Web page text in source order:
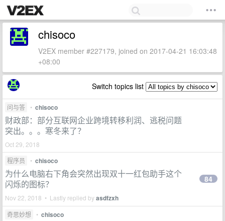
chisoco
V2EX member #227179, joined on 2017-04-21 16:03:48
+08:00
Switch topics list
问与答 • chisoco
财政部：部分互联网企业跨境转移利润、逃税问题
突出。。。寒冬来了？
Oct 29, 2018
程序员
• chisoco
为什么电脑右下角会突然出现双十一红包助手这个
闪烁的图标？
Nov 22, 2018 • Lastly replied byasdfzxh
84
奇思妙想 • chisoco